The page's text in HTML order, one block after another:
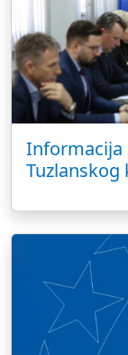
Informacija
Tuzlanskog